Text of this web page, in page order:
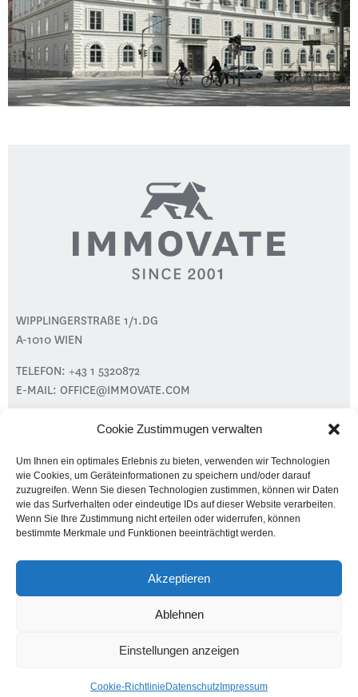
Cookie Zustimmugen verwalten
Um Ihnen ein optimales Erlebnis zu bieten, verwenden wir Technologien
wie Cookies, um Geräteinformationen zu speichern und/oder darauf
zuzugreifen. Wenn Sie diesen Technologien zustimmen, können wir Daten
wie das Surfverhalten oder eindeutige IDs auf dieser Website verarbeiten.
Wenn Sie Ihre Zustimmung nicht erteilen oder widerrufen, können
bestimmte Merkmale und Funktionen beeinträchtigt werden.
Akzeptieren
Ablehnen
Einstellungen anzeigen
Cookie-Richtlinie Datenschutz Impressum
WIPPLINGERSTRAßE 1/1.DG
A-1010 WIEN
TELEFON: +43 1 5320872
E-MAIL: OFFICE@IMMOVATE.COM
LEISTUNGEN
ÜBER UNS
PRESSE
KONTAKT
© IMMOVATE REALITA GMBH
DATENSCHUTZ